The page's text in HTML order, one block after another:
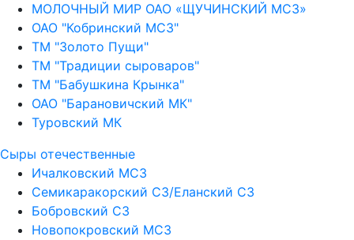
МОЛОЧНЫЙ МИР ОАО «ЩУЧИНСКИЙ МСЗ»
ОАО "Кобринский МСЗ"
ТМ "Золото Пущи"
ТМ "Традиции сыроваров"
ТМ "Бабушкина Крынка"
ОАО "Барановичский МК"
Туровский МК
Сыры отечественные
Ичалковский МСЗ
Семикаракорский СЗ/Еланский СЗ
Бобровский СЗ
Новопокровский МСЗ